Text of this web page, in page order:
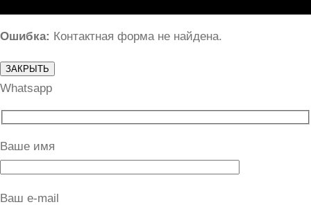
Ошибка: Контактная форма не найдена.
ЗАКРЫТЬ
Whatsapp
Ваше имя
Ваш e-mail